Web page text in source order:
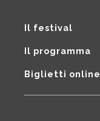
Il festival
Il programma
Biglietti online